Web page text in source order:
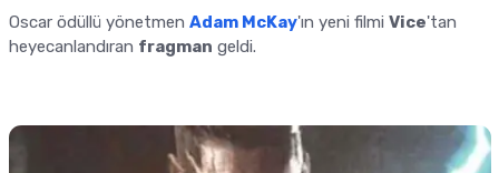
Oscar ödüllü yönetmen Adam McKay'ın yeni filmi Vice'tan
heyecanlandıran fragman geldi.